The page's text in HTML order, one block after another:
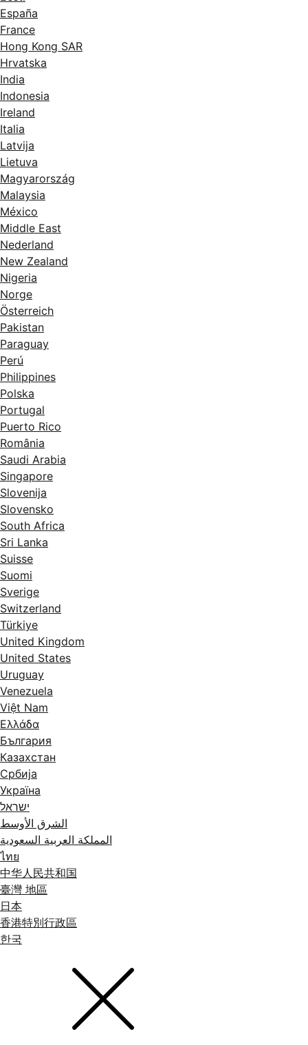
España
France
Hong Kong SAR
Hrvatska
India
Indonesia
Ireland
Italia
Latvija
Lietuva
Magyarország
Malaysia
México
Middle East
Nederland
New Zealand
Nigeria
Norge
Österreich
Pakistan
Paraguay
Perú
Philippines
Polska
Portugal
Puerto Rico
România
Saudi Arabia
Singapore
Slovenija
Slovensko
South Africa
Sri Lanka
Suisse
Suomi
Sverige
Switzerland
Türkiye
United Kingdom
United States
Uruguay
Venezuela
Việt Nam
Ελλάδα
България
Казахстан
Србија
Україна
ישראל
الشرق الأوسط
المملكة العربية السعودية
ไทย
中华人民共和国
臺灣 地區
日本
香港特別行政區
한국